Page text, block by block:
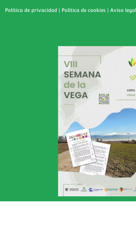
Política de privacidad | Política de cookies | Aviso legal